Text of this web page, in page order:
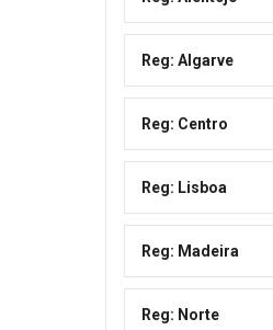
Reg: Algarve
Reg: Centro
Reg: Lisboa
Reg: Madeira
Reg: Norte